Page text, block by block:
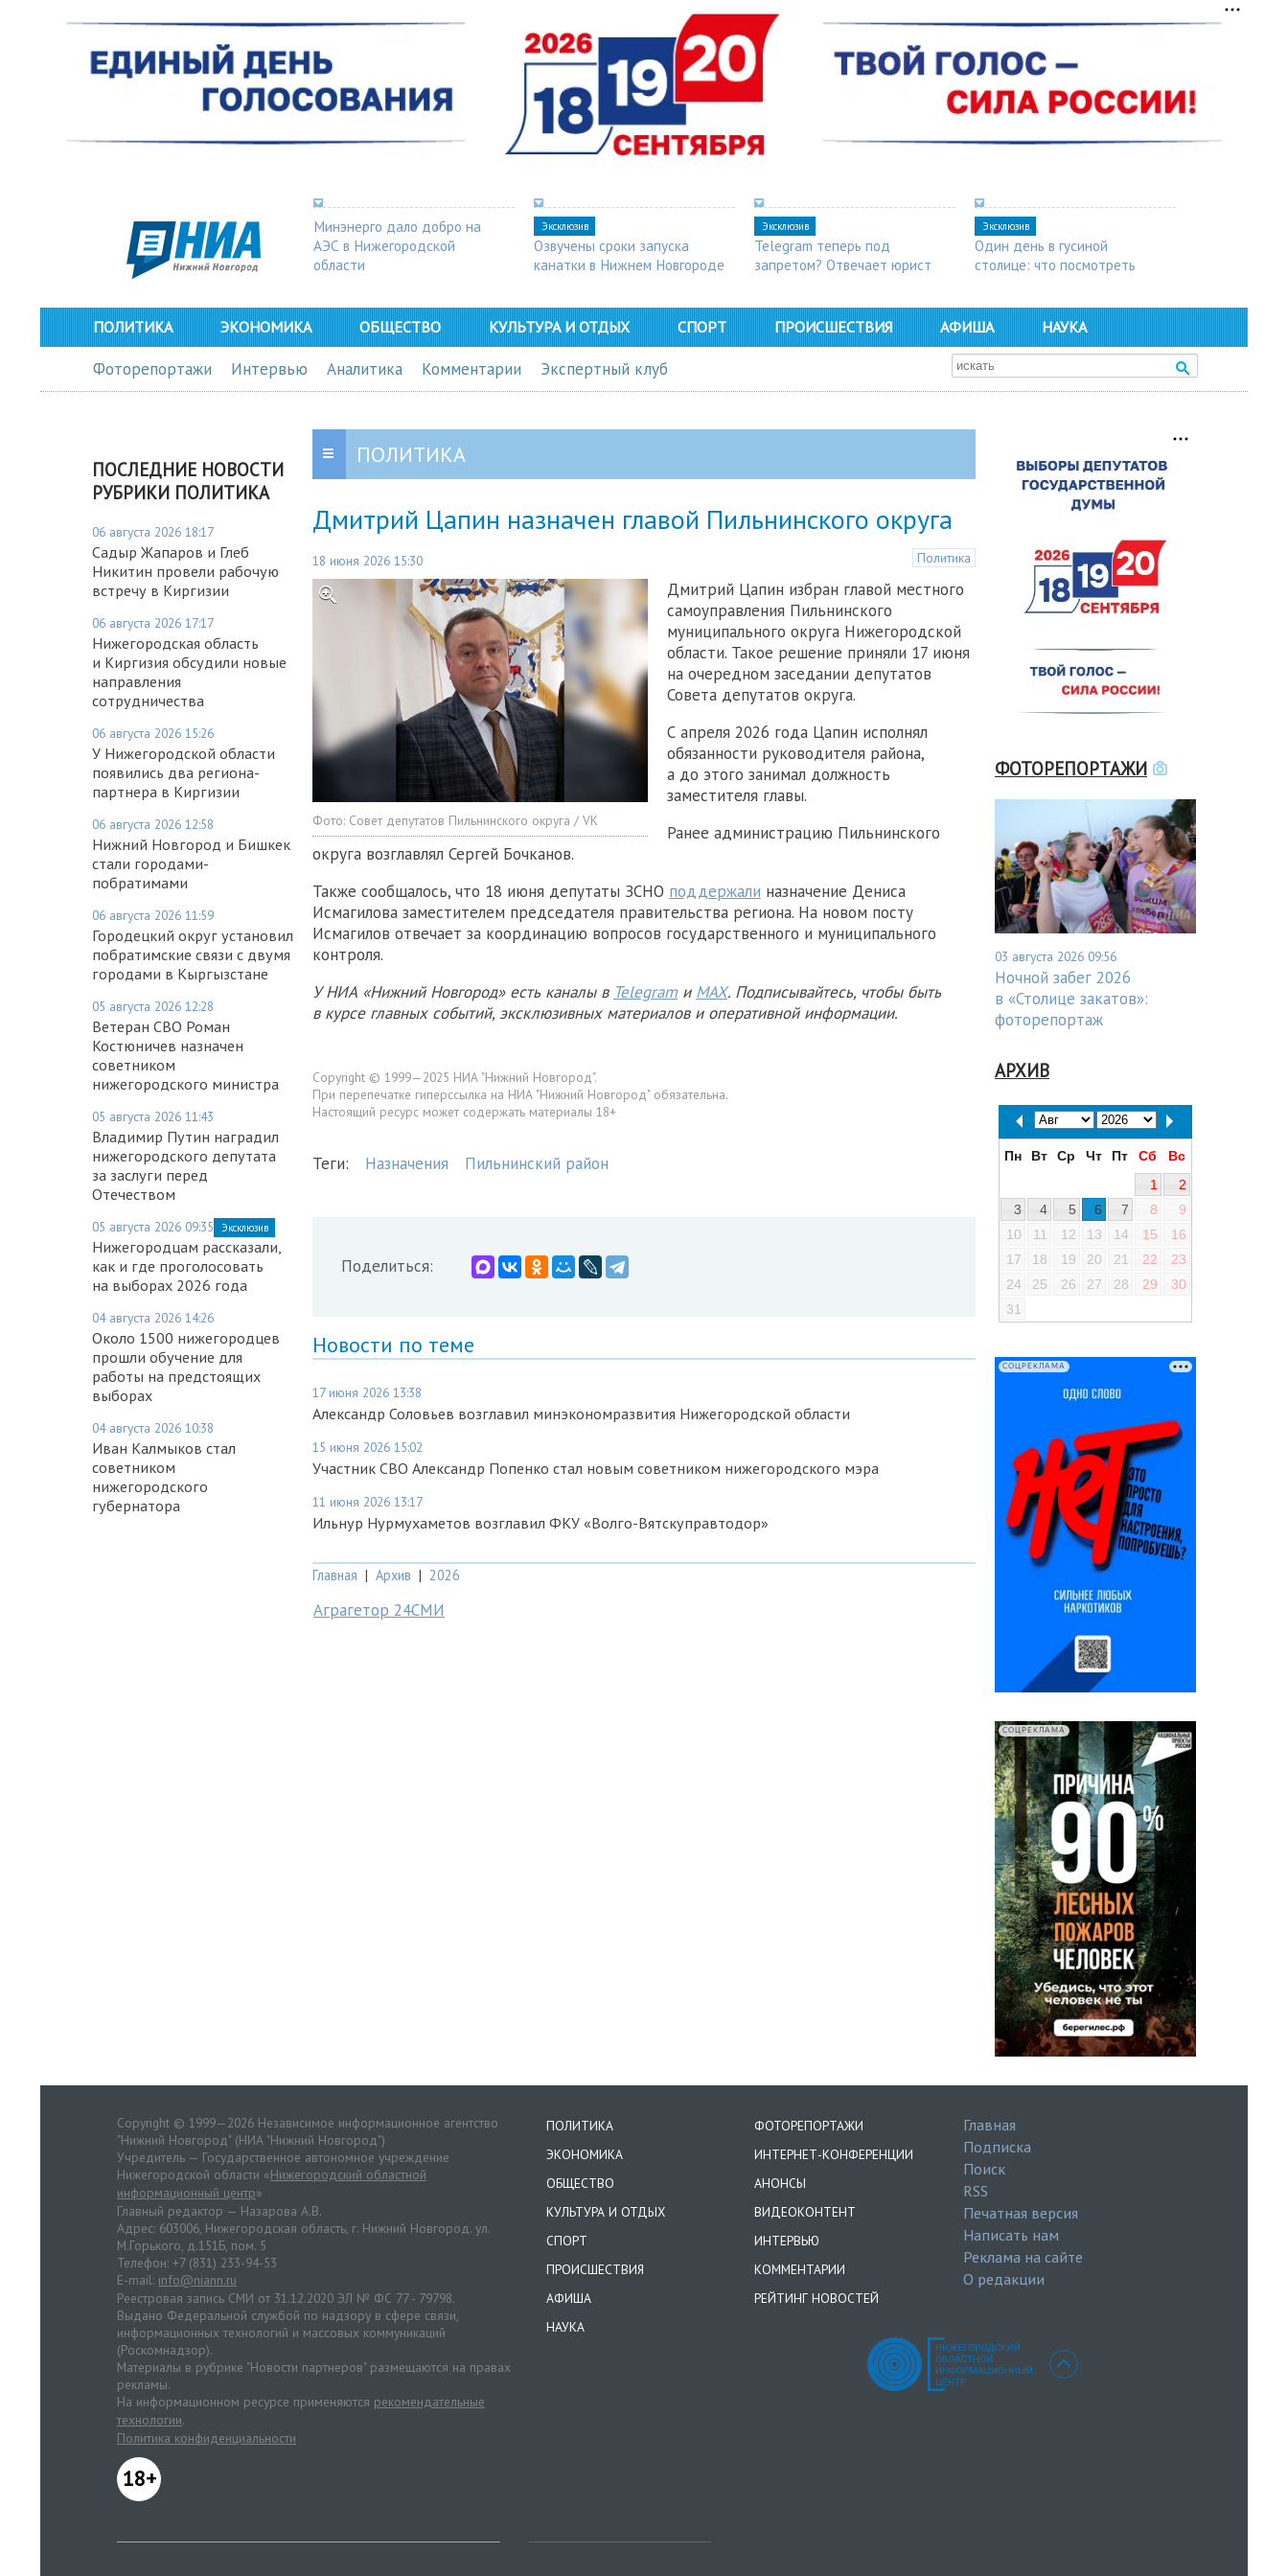
Минэнерго дало добро на
АЭС в Нижегородской
области
Эксклюзив
Озвучены сроки запуска
канатки в Нижнем Новгороде
Эксклюзив
Telegram теперь под
запретом? Отвечает юрист
Эксклюзив
Один день в гусиной
столице: что посмотреть
ПОЛИТИКА ЭКОНОМИКА ОБЩЕСТВО КУЛЬТУРА И ОТДЫХ СПОРТ ПРОИСШЕСТВИЯ АФИША НАУКА
Фоторепортажи Интервью Аналитика Комментарии Экспертный клуб
ПОСЛЕДНИЕ НОВОСТИ
РУБРИКИ ПОЛИТИКА
06 августа 2026 18:17
Садыр Жапаров и Глеб
Никитин провели рабочую
встречу в Киргизии
06 августа 2026 17:17
Нижегородская область
и Киргизия обсудили новые
направления
сотрудничества
06 августа 2026 15:26
У Нижегородской области
появились два региона-
партнера в Киргизии
06 августа 2026 12:58
Нижний Новгород и Бишкек
стали городами-
побратимами
06 августа 2026 11:59
Городецкий округ установил
побратимские связи с двумя
городами в Кыргызстане
05 августа 2026 12:28
Ветеран СВО Роман
Костюничев назначен
советником
нижегородского министра
05 августа 2026 11:43
Владимир Путин наградил
нижегородского депутата
за заслуги перед
Отечеством
05 августа 2026 09:35 Эксклюзив
Нижегородцам рассказали,
как и где проголосовать
на выборах 2026 года
04 августа 2026 14:26
Около 1500 нижегородцев
прошли обучение для
работы на предстоящих
выборах
04 августа 2026 10:38
Иван Калмыков стал
советником
нижегородского
губернатора
ПОЛИТИКА
Дмитрий Цапин назначен главой Пильнинского округа
18 июня 2026 15:30 Политика
Фото: Совет депутатов Пильнинского округа / VK
Дмитрий Цапин избран главой местного
самоуправления Пильнинского
муниципального округа Нижегородской
области. Такое решение приняли 17 июня
на очередном заседании депутатов
Совета депутатов округа.
С апреля 2026 года Цапин исполнял
обязанности руководителя района,
а до этого занимал должность
заместителя главы.
Ранее администрацию Пильнинского
округа возглавлял Сергей Бочканов.
Также сообщалось, что 18 июня депутаты ЗСНО поддержали назначение Дениса
Исмагилова заместителем председателя правительства региона. На новом посту
Исмагилов отвечает за координацию вопросов государственного и муниципального
контроля.
У НИА «Нижний Новгород» есть каналы в Telegram и MAX. Подписывайтесь, чтобы быть
в курсе главных событий, эксклюзивных материалов и оперативной информации.
Copyright © 1999—2025 НИА "Нижний Новгород".
При перепечатке гиперссылка на НИА "Нижний Новгород" обязательна.
Настоящий ресурс может содержать материалы 18+
Теги: Назначения Пильнинский район
Поделиться:
Новости по теме
17 июня 2026 13:38
Александр Соловьев возглавил минэкономразвития Нижегородской области
15 июня 2026 15:02
Участник СВО Александр Попенко стал новым советником нижегородского мэра
11 июня 2026 13:17
Ильнур Нурмухаметов возглавил ФКУ «Волго-Вятскуправтодор»
Главная | Архив | 2026
Аграгетор 24СМИ
ФОТОРЕПОРТАЖИ
03 августа 2026 09:56
Ночной забег 2026
в «Столице закатов»:
фоторепортаж
АРХИВ
Пн Вт Ср Чт Пт Сб
Вс
1
2
3
4 5 6 7 8
9
10
11 12 13 14 15
16
17
18 19 20 21 22
23
24
25 26 27 28 29
30
31
СОЦРЕКЛАМА
СОЦРЕКЛАМА
Copyright © 1999—2026 Независимое информационное агентство
"Нижний Новгород" (НИА "Нижний Новгород")
Учредитель — Государственное автономное учреждение
Нижегородской области «Нижегородский областной
информационный центр»
Главный редактор — Назарова А.В.
Адрес: 603006, Нижегородская область, г. Нижний Новгород. ул.
М.Горького, д.151Б, пом. 5
Телефон: +7 (831) 233-94-53
E-mail: info@niann.ru
Реестровая запись СМИ от 31.12.2020 ЭЛ № ФС 77 - 79798.
Выдано Федеральной службой по надзору в сфере связи,
информационных технологий и массовых коммуникаций
(Роскомнадзор).
Материалы в рубрике "Новости партнеров" размещаются на правах
рекламы.
На информационном ресурсе применяются рекомендательные
технологии.
Политика конфиденциальности
18+
ПОЛИТИКА
ЭКОНОМИКА
ОБЩЕСТВО
КУЛЬТУРА И ОТДЫХ
СПОРТ
ПРОИСШЕСТВИЯ
АФИША
НАУКА
ФОТОРЕПОРТАЖИ
ИНТЕРНЕТ-КОНФЕРЕНЦИИ
АНОНСЫ
ВИДЕОКОНТЕНТ
ИНТЕРВЬЮ
КОММЕНТАРИИ
РЕЙТИНГ НОВОСТЕЙ
Главная
Подписка
Поиск
RSS
Печатная версия
Написать нам
Реклама на сайте
О редакции